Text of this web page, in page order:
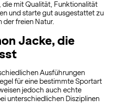
, die mit Qualität, Funktionalität
und starte gut ausgestattet zu
freien Natur.
Jacke, die
Ausführungen
für eine bestimmte Sportart
jedoch auch echte
unterschiedlichen Disziplinen